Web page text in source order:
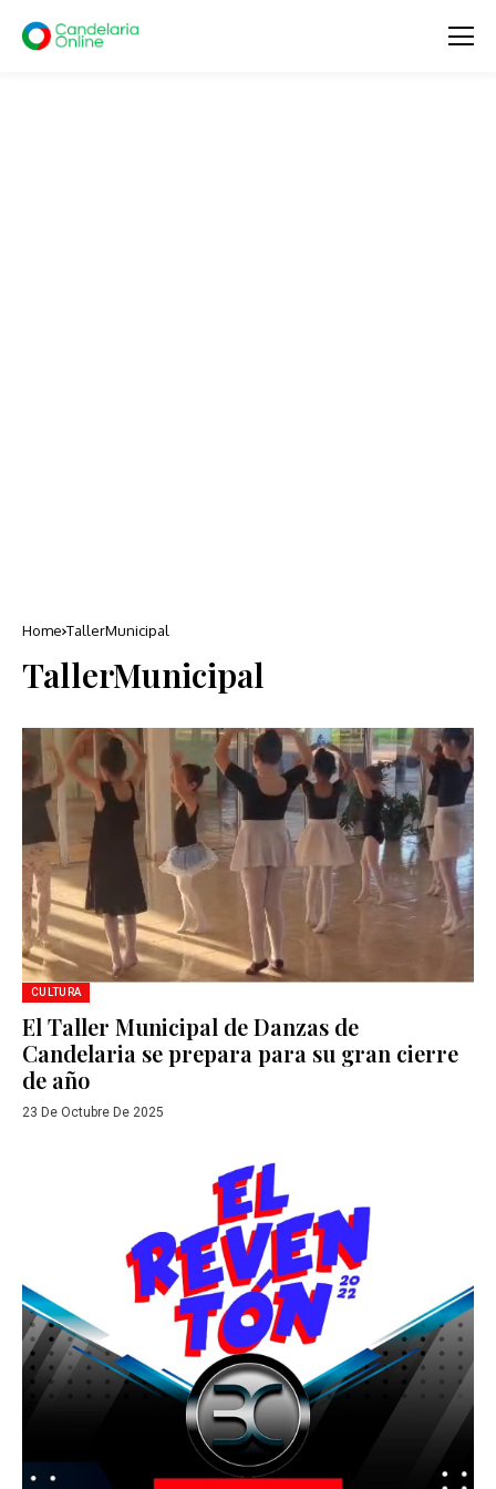
Home TallerMunicipal
TallerMunicipal
CULTURA
El Taller Municipal de Danzas de
Candelaria se prepara para su gran cierre
de año
23 De Octubre De 2025